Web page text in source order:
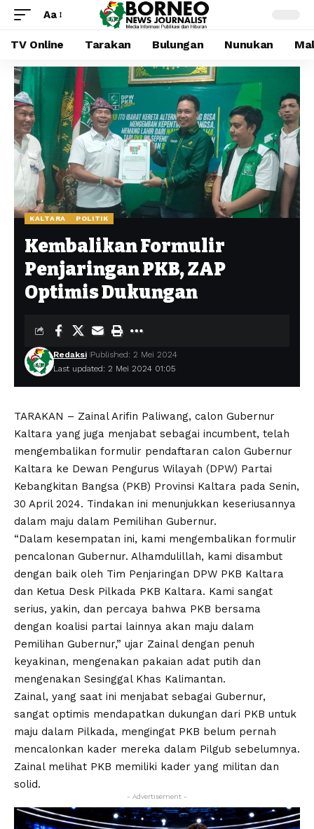
Aa
TV Online Tarakan Bulungan Nunukan
KALTARA POLITIK
Kembalikan Formulir
Penjaringan PKB, ZAP
Optimis Dukungan
Last updated: 2 Mei 2024 01:05
Redaksi Published: 2 Mei 2024
TARAKAN – Zainal Arifin Paliwang, calon Gubernur
Kaltara yang juga menjabat sebagai incumbent, telah
mengembalikan formulir pendaftaran calon Gubernur
Kaltara ke Dewan Pengurus Wilayah (DPW) Partai
Kebangkitan Bangsa (PKB) Provinsi Kaltara pada Senin,
30 April 2024. Tindakan ini menunjukkan keseriusannya
dalam maju dalam Pemilihan Gubernur.
“Dalam kesempatan ini, kami mengembalikan formulir
pencalonan Gubernur. Alhamdulillah, kami disambut
dengan baik oleh Tim Penjaringan DPW PKB Kaltara
dan Ketua Desk Pilkada PKB Kaltara. Kami sangat
serius, yakin, dan percaya bahwa PKB bersama
dengan koalisi partai lainnya akan maju dalam
Pemilihan Gubernur,” ujar Zainal dengan penuh
keyakinan, mengenakan pakaian adat putih dan
mengenakan Sesinggal Khas Kalimantan.
Zainal, yang saat ini menjabat sebagai Gubernur,
sangat optimis mendapatkan dukungan dari PKB untuk
maju dalam Pilkada, mengingat PKB belum pernah
mencalonkan kader mereka dalam Pilgub sebelumnya.
Zainal melihat PKB memiliki kader yang militan dan
solid.
- Advertisement -